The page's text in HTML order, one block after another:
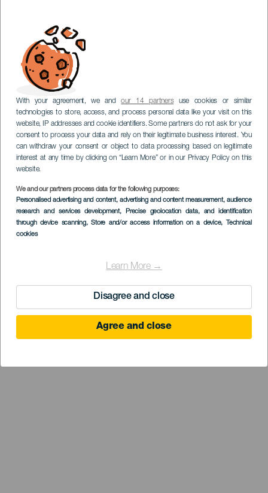
With your agreement, we andour 14 partnersuse cookies or similar
technologies to store, access, and process personal data like your visit on this
website, IP addresses and cookie identifiers. Some partners do not ask for your
consent to process your data and rely on their legitimate business interest. You
can withdraw your consent or object to data processing based on legitimate
interest at any time by clicking on “Learn More” or in our Privacy Policy on this
website.
We and our partners process data for the following purposes:
Personalised advertising and content, advertising and content measurement, audience
research and services development, Precise geolocation data, and identification
through device scanning, Store and/or access information on a device, Technical
cookies
Learn More →
Disagree and close
Agree and close